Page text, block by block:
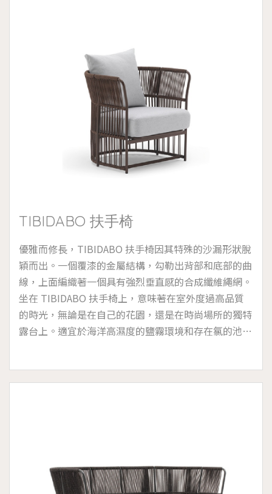
TIBIDABO 扶手椅
優雅而修長，TIBIDABO 扶手椅因其特殊的沙漏形狀脫
穎而出。一個覆漆的金屬結構，勾勒出背部和底部的曲
線，上面編織著一個具有強烈垂直感的合成纖維繩網。
坐在 TIBIDABO 扶手椅上，意味著在室外度過高品質
的時光，無論是在自己的花園，還是在時尚場所的獨特
露台上。適宜於海洋高濕度的鹽霧環境和存在氯的池畔